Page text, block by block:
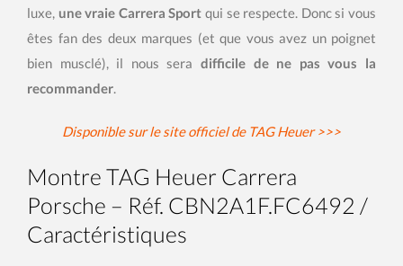
luxe, une vraie Carrera Sport qui se respecte. Donc si vous
êtes fan des deux marques (et que vous avez un poignet
bien musclé), il nous sera difficile de ne pas vous la
recommander.
Disponible sur le site officiel de TAG Heuer >>>
Montre TAG Heuer Carrera
Porsche – Réf. CBN2A1F.FC6492 /
Caractéristiques